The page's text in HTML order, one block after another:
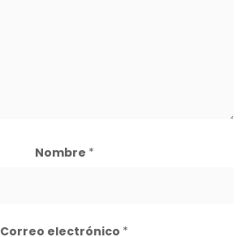
Nombre *
Correo electrónico *